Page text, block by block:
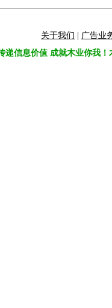
关于我们
广告业
递信息价值 成就木业你我